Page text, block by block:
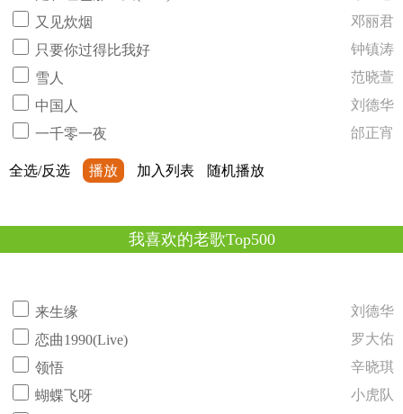
又见炊烟
邓丽君
只要你过得比我好
钟镇涛
雪人
范晓萱
中国人
刘德华
一千零一夜
邰正宵
全选/反选 播放 加入列表 随机播放
我喜欢的老歌Top500
来生缘
刘德华
恋曲1990(Live)
罗大佑
领悟
辛晓琪
蝴蝶飞呀
小虎队